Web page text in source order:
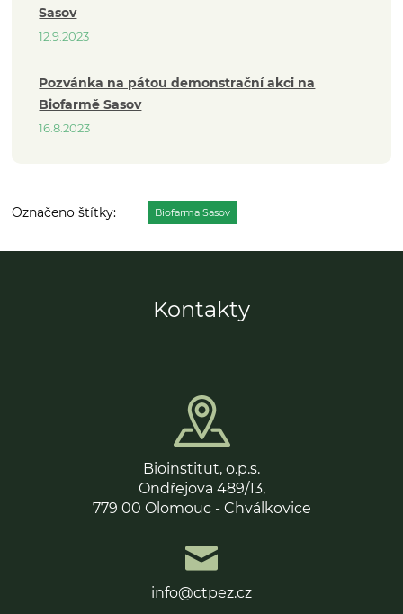
Sasov
12.9.2023
Pozvánka na pátou demonstrační akci na
Biofarmě Sasov
16.8.2023
Biofarma Sasov
Kontakty
Bioinstitut, o.p.s.
Ondřejova 489/13,
779 00 Olomouc - Chválkovice
info@ctpez.cz